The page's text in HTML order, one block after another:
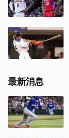
最新消息